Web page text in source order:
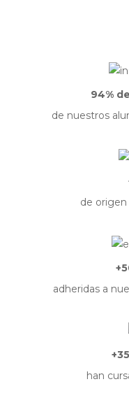
94%
de nuestros
de
adheridas a
han